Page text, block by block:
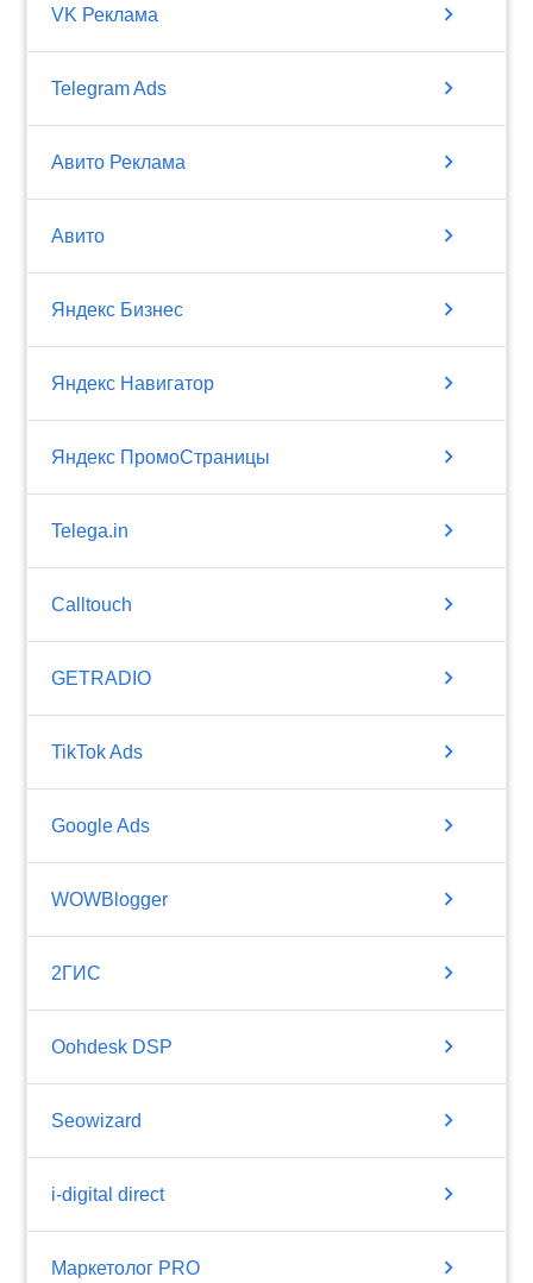
VK Реклама chevron_right
Telegram Ads chevron_right
Авито Реклама chevron_right
Авито chevron_right
Яндекс Бизнес chevron_right
Яндекс Навигатор chevron_right
Яндекс ПромоСтраницы chevron_right
Telega.in chevron_right
Calltouch chevron_right
GETRADIO chevron_right
TikTok Ads chevron_right
Google Ads chevron_right
WOWBlogger chevron_right
2ГИС chevron_right
Oohdesk DSP chevron_right
Seowizard chevron_right
i-digital direct chevron_right
Маркетолог PRO chevron_right